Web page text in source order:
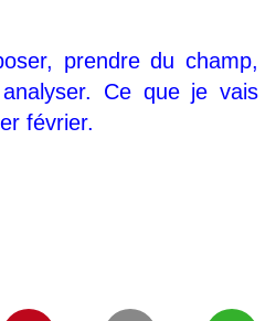
prendre du champ,
Ce que je vais
février.